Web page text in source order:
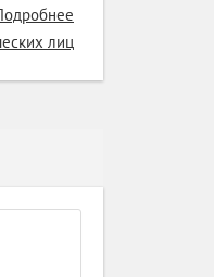
лиц